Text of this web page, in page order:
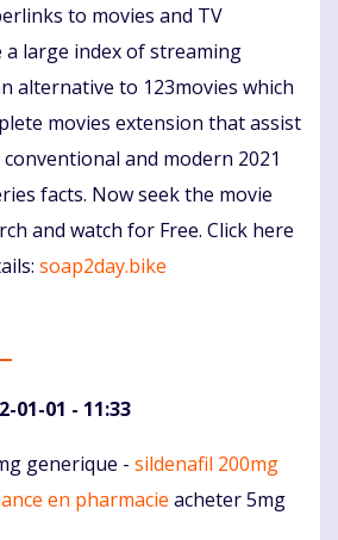
to movies and TV
a large index of streaming
alternative to 123movies which
movies extension that assist
and modern 2021
facts. Now seek the movie
and watch for Free. Click here
soap2day.bike
01-01 - 11:33
generique - sildenafil 200mg
en pharmacie acheter 5mg